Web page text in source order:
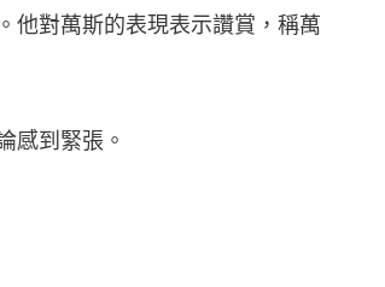
他對萬斯的表現表示讚賞，稱萬
感到緊張。